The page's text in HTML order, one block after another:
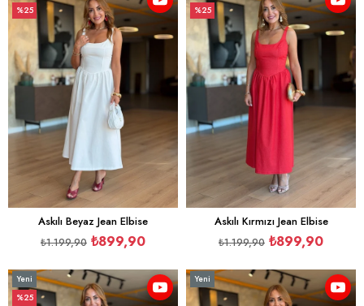
Askılı Beyaz Jean Elbise
₺899,90
₺1.199,90
%25
İndirim
%25İndirim
Ürün
Askılı Kırmızı Jean Elbise
₺899,90
₺1.199,90
%25
İndirim
%25İndirim
Ürün
%25
Yeni
Ürün
Yeni
Ürün